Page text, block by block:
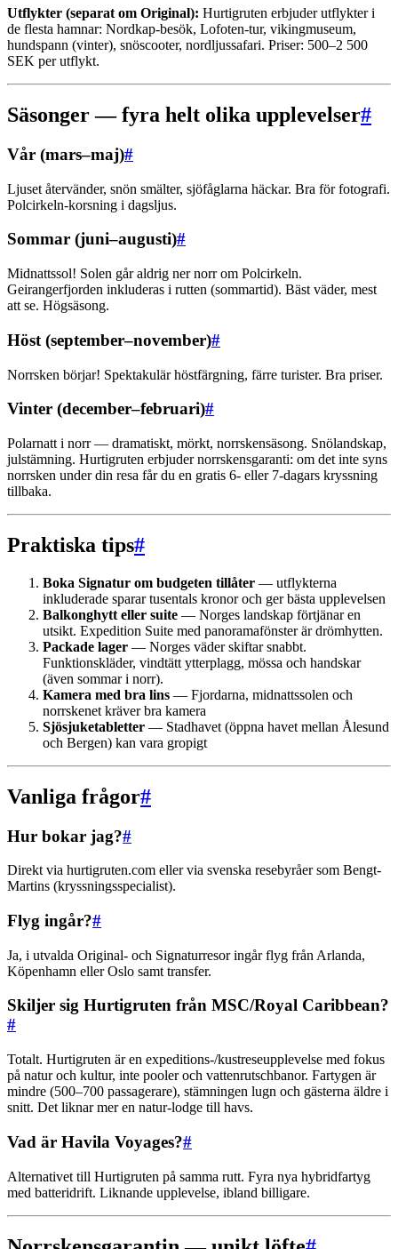
Utflykter (separat om Original): Hurtigruten erbjuder utflykter i
de flesta hamnar: Nordkap-besök, Lofoten-tur, vikingmuseum,
hundspann (vinter), snöscooter, nordljussafari. Priser: 500–2 500
SEK per utflykt.
Säsonger — fyra helt olika upplevelser#
Vår (mars–maj)#
Ljuset återvänder, snön smälter, sjöfåglarna häckar. Bra för fotografi.
Polcirkeln-korsning i dagsljus.
Sommar (juni–augusti)#
Midnattssol! Solen går aldrig ner norr om Polcirkeln.
Geirangerfjorden inkluderas i rutten (sommartid). Bäst väder, mest
att se. Högsäsong.
Höst (september–november)#
Norrsken börjar! Spektakulär höstfärgning, färre turister. Bra priser.
Vinter (december–februari)#
Polarnatt i norr — dramatiskt, mörkt, norrskensäsong. Snölandskap,
julstämning. Hurtigruten erbjuder norrskensgaranti: om det inte syns
norrsken under din resa får du en gratis 6- eller 7-dagars kryssning
tillbaka.
Praktiska tips#
Boka Signatur om budgeten tillåter — utflykterna
inkluderade sparar tusentals kronor och ger bästa upplevelsen
Balkonghytt eller suite — Norges landskap förtjänar en
utsikt. Expedition Suite med panoramafönster är drömhytten.
Packade lager — Norges väder skiftar snabbt.
Funktionskläder, vindtätt ytterplagg, mössa och handskar
(även sommar i norr).
Kamera med bra lins — Fjordarna, midnattssolen och
norrskenet kräver bra kamera
Sjösjuketabletter — Stadhavet (öppna havet mellan Ålesund
och Bergen) kan vara gropigt
Vanliga frågor#
Hur bokar jag?#
Direkt via hurtigruten.com eller via svenska resebyråer som Bengt-
Martins (kryssningsspecialist).
Flyg ingår?#
Ja, i utvalda Original- och Signaturresor ingår flyg från Arlanda,
Köpenhamn eller Oslo samt transfer.
Skiljer sig Hurtigruten från MSC/Royal Caribbean?
#
Totalt. Hurtigruten är en expeditions-/kustreseupplevelse med fokus
på natur och kultur, inte pooler och vattenrutschbanor. Fartygen är
mindre (500–700 passagerare), stämningen lugn och gästerna äldre i
snitt. Det liknar mer en natur-lodge till havs.
Vad är Havila Voyages?#
Alternativet till Hurtigruten på samma rutt. Fyra nya hybridfartyg
med batteridrift. Liknande upplevelse, ibland billigare.